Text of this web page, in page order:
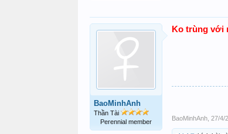
BaoMinhAnh
Thần Tài
Perennial member
Ko trùng với
BaoMinhAnh 27/4/